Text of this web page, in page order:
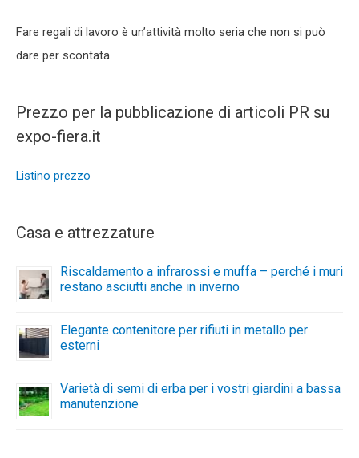
Fare regali di lavoro è un’attività molto seria che non si può
dare per scontata.
Prezzo per la pubblicazione di articoli PR su
expo-fiera.it
Listino prezzo
Casa e attrezzature
Riscaldamento a infrarossi e muffa – perché i muri
restano asciutti anche in inverno
Elegante contenitore per rifiuti in metallo per
esterni
Varietà di semi di erba per i vostri giardini a bassa
manutenzione